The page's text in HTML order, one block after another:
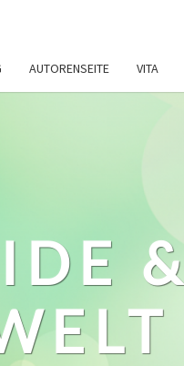
AUTORENSEITE VITA
&